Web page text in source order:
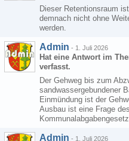
Dieser Retentionsraum
demnach nicht ohne
werden.
Admin - 1. Juli 2026
Hat eine Antwort im
verfasst.
Der Gehweg bis zum
sandwassergebundener
Einmündung ist der
Ausbau ist eine Frage
Admin - 1. Juli 2026